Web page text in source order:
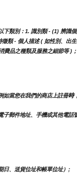
類別：1. 識別類 - (1) 辨識
類 - 個人描述 ( 如性別、出
品之種類及服務之細節等 )
如當您在我們的商店上註冊時
子郵件地址、手機或其他電話
日、送貨位址和帳單位址）;